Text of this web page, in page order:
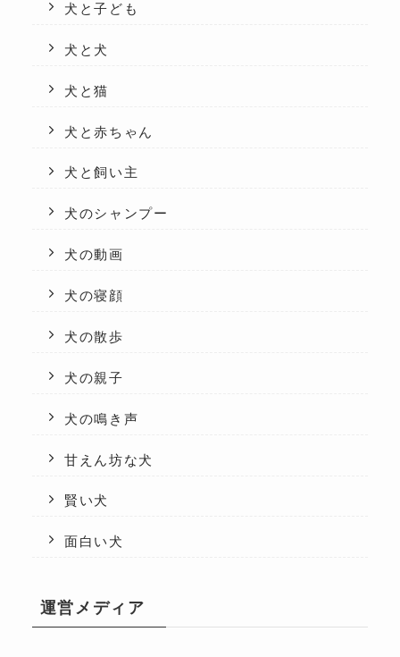
犬と子ども
犬と犬
犬と猫
犬と赤ちゃん
犬と飼い主
犬のシャンプー
犬の動画
犬の寝顔
犬の散歩
犬の親子
犬の鳴き声
甘えん坊な犬
賢い犬
面白い犬
運営メディア